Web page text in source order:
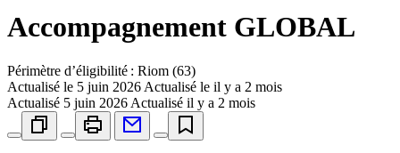
Accompagnement GLOBAL
Périmètre d’éligibilité : Riom (63)
Actualisé le 5 juin 2026 Actualisé le il y a 2 mois
Actualisé 5 juin 2026 Actualisé il y a 2 mois